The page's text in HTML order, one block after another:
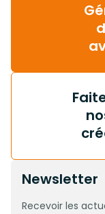
Newsletter
Recevoir les